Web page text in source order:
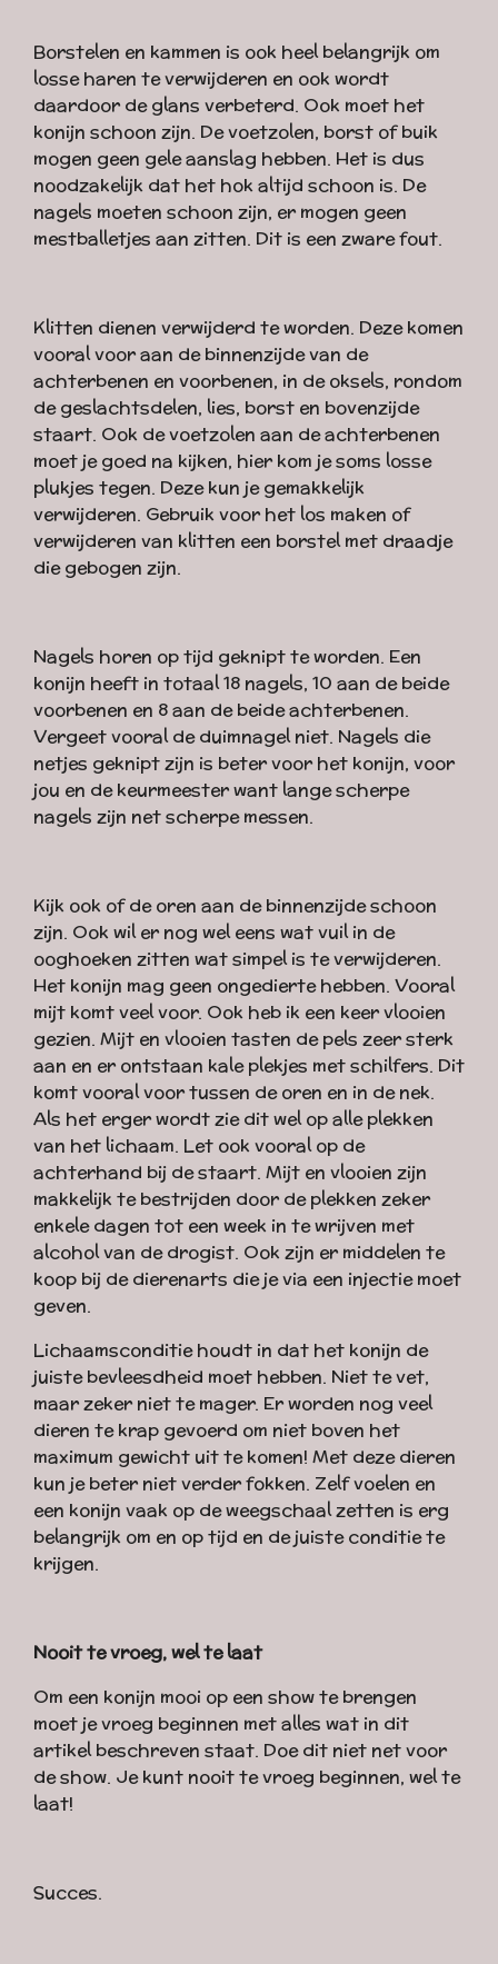
Borstelen en kammen is ook heel belangrijk om
losse haren te verwijderen en ook wordt
daardoor de glans verbeterd. Ook moet het
konijn schoon zijn. De voetzolen, borst of buik
mogen geen gele aanslag hebben. Het is dus
noodzakelijk dat het hok altijd schoon is. De
nagels moeten schoon zijn, er mogen geen
mestballetjes aan zitten. Dit is een zware fout.
Klitten dienen verwijderd te worden. Deze komen
vooral voor aan de binnenzijde van de
achterbenen en voorbenen, in de oksels, rondom
de geslachtsdelen, lies, borst en bovenzijde
staart. Ook de voetzolen aan de achterbenen
moet je goed na kijken, hier kom je soms losse
plukjes tegen. Deze kun je gemakkelijk
verwijderen. Gebruik voor het los maken of
verwijderen van klitten een borstel met draadje
die gebogen zijn.
Nagels horen op tijd geknipt te worden. Een
konijn heeft in totaal 18 nagels, 10 aan de beide
voorbenen en 8 aan de beide achterbenen.
Vergeet vooral de duimnagel niet. Nagels die
netjes geknipt zijn is beter voor het konijn, voor
jou en de keurmeester want lange scherpe
nagels zijn net scherpe messen.
Kijk ook of de oren aan de binnenzijde schoon
zijn. Ook wil er nog wel eens wat vuil in de
ooghoeken zitten wat simpel is te verwijderen.
Het konijn mag geen ongedierte hebben. Vooral
mijt komt veel voor. Ook heb ik een keer vlooien
gezien. Mijt en vlooien tasten de pels zeer sterk
aan en er ontstaan kale plekjes met schilfers. Dit
komt vooral voor tussen de oren en in de nek.
Als het erger wordt zie dit wel op alle plekken
van het lichaam. Let ook vooral op de
achterhand bij de staart. Mijt en vlooien zijn
makkelijk te bestrijden door de plekken zeker
enkele dagen tot een week in te wrijven met
alcohol van de drogist. Ook zijn er middelen te
koop bij de dierenarts die je via een injectie moet
geven.
Lichaamsconditie houdt in dat het konijn de
juiste bevleesdheid moet hebben. Niet te vet,
maar zeker niet te mager. Er worden nog veel
dieren te krap gevoerd om niet boven het
maximum gewicht uit te komen! Met deze dieren
kun je beter niet verder fokken. Zelf voelen en
een konijn vaak op de weegschaal zetten is erg
belangrijk om en op tijd en de juiste conditie te
krijgen.
Nooit te vroeg, wel te laat
Om een konijn mooi op een show te brengen
moet je vroeg beginnen met alles wat in dit
artikel beschreven staat. Doe dit niet net voor
de show. Je kunt nooit te vroeg beginnen, wel te
laat!
Succes.